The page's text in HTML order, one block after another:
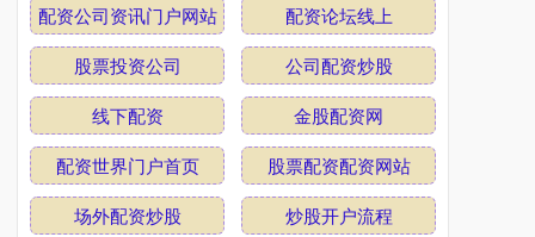
配资公司资讯门户网站
配资论坛线上
股票投资公司
公司配资炒股
线下配资
金股配资网
配资世界门户首页
股票配资配资网站
场外配资炒股
炒股开户流程